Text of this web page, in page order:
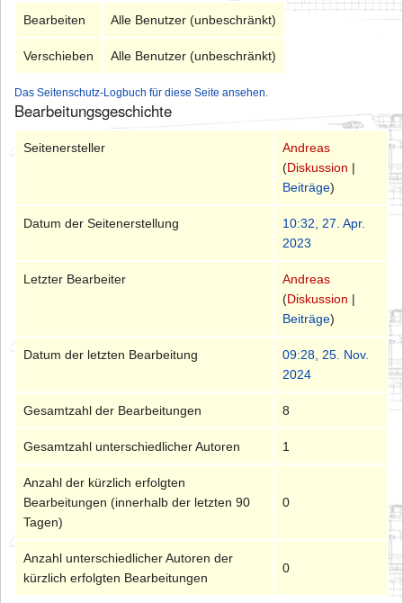
Bearbeiten Alle Benutzer (unbeschränkt)
Verschieben Alle Benutzer (unbeschränkt)
Das Seitenschutz-Logbuch für diese Seite ansehen.
Bearbeitungsgeschichte
Seitenersteller
Andreas
(Diskussion |
Beiträge)
Datum der Seitenerstellung
10:32, 27. Apr.
2023
Letzter Bearbeiter
Andreas
(Diskussion |
Beiträge)
Datum der letzten Bearbeitung
09:28, 25. Nov.
2024
Gesamtzahl der Bearbeitungen 8
Gesamtzahl unterschiedlicher Autoren 1
Anzahl der kürzlich erfolgten
Bearbeitungen (innerhalb der letzten 90
Tagen)
0
Anzahl unterschiedlicher Autoren der
kürzlich erfolgten Bearbeitungen
0